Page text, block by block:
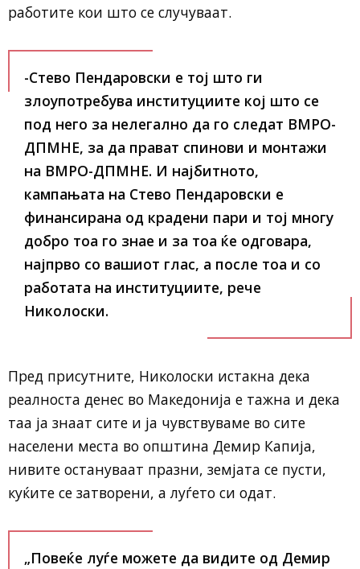
работите кои што се случуваат.
-Стево Пендаровски е тој што ги
злоупотребува институциите кој што се
под него за нелегално да го следат ВМРО-
ДПМНЕ, за да прават спинови и монтажи
на ВМРО-ДПМНЕ. И најбитното,
кампањата на Стево Пендаровски е
финансирана од крадени пари и тој многу
добро тоа го знае и за тоа ќе одговара,
најпрво со вашиот глас, а после тоа и со
работата на институциите, рече
Николоски.
Пред присутните, Николоски истакна дека
реалноста денес во Македонија е тажна и дека
таа ја знаат сите и ја чувствуваме во сите
населени места во општина Демир Капија,
нивите остануваат празни, земјата се пусти,
куќите се затворени, а луѓето си одат.
„Повеќе луѓе можете да видите од Демир